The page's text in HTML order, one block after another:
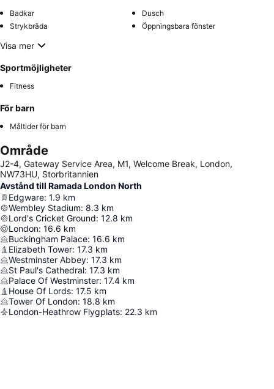
Badkar
Dusch
Strykbräda
Öppningsbara fönster
Visa mer
Sportmöjligheter
Fitness
För barn
Måltider för barn
Område
J2-4, Gateway Service Area, M1, Welcome Break, London,
NW73HU, Storbritannien
Avstånd till Ramada London North
Edgware: 1.9 km
Wembley Stadium: 8.3 km
Lord's Cricket Ground: 12.8 km
London: 16.6 km
Buckingham Palace: 16.6 km
Elizabeth Tower: 17.3 km
Westminster Abbey: 17.3 km
St Paul's Cathedral: 17.3 km
Palace Of Westminster: 17.4 km
House Of Lords: 17.5 km
Tower Of London: 18.8 km
London-Heathrow Flygplats: 22.3 km